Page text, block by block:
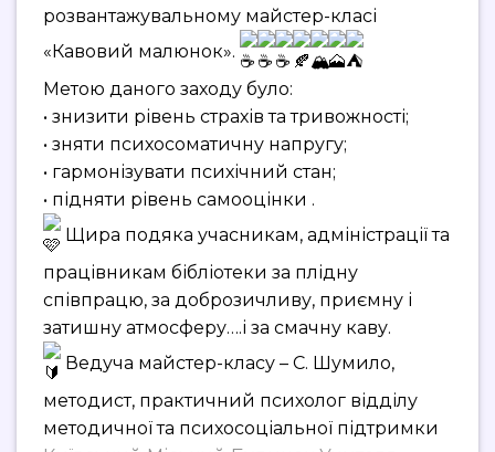
розвантажувальному майстер-класі
«Кавовий малюнок».
Метою даного заходу було:
• знизити рівень страхів та тривожності;
• зняти психосоматичну напругу;
• гармонізувати психічний стан;
• підняти рівень самооцінки .
Щира подяка учасникам, адміністрації та
працівникам бібліотеки за плідну
співпрацю, за доброзичливу, приємну і
затишну атмосферу….і за смачну каву.
Ведуча майстер-класу – С. Шумило,
методист, практичний психолог відділу
методичної та психосоціальної підтримки